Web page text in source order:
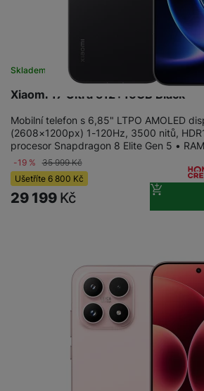
Xiaomi 17 Ultra 512+16GB Black
Skladem na prodejně
Mobilní telefon s 6,85" LTPO AMOLED
(2608×1200px) 1-120Hz, 3500 nitů,
procesor Snapdragon 8 Elite Gen 5 •
-19 % 35 999Kč
Ušetříte 6 800 Kč
29 199 Kč